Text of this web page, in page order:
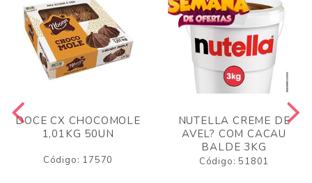
DOCE CX CHOCOMOLE
1,01KG 50UN
Código: 17570
NUTELLA CREME DE
AVEL? COM CACAU
BALDE 3KG
Código: 51801